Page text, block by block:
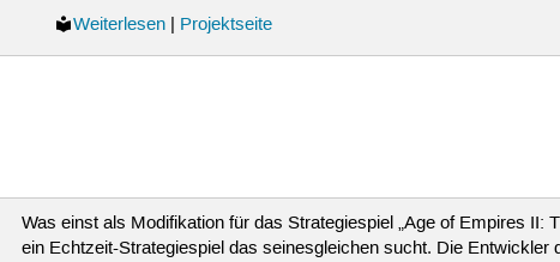
Weiterlesen| Projektseite
Was einst als Modifikation für das Strategiespiel „Age of Empires II:
ein Echtzeit-Strategiespiel das seinesgleichen sucht. Die